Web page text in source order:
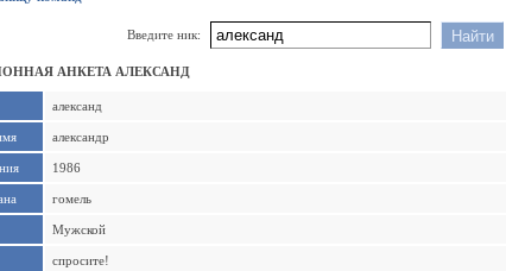
Введите ник:
АНКЕТА АЛЕКСАНД
александ
александр
1986
гомель
Мужской
спросите!